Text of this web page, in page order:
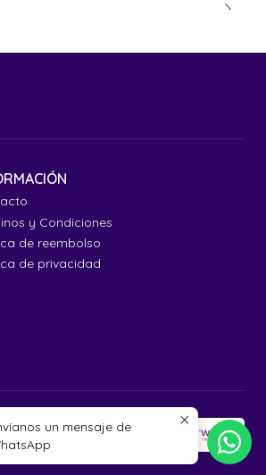
y Condiciones
de reembolso
de privacidad
un mensaje de